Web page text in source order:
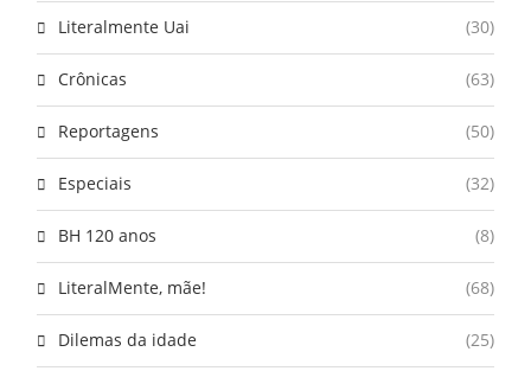
Literalmente Uai (30)
Crônicas (63)
Reportagens (50)
Especiais (32)
BH 120 anos (8)
LiteralMente, mãe! (68)
Dilemas da idade (25)